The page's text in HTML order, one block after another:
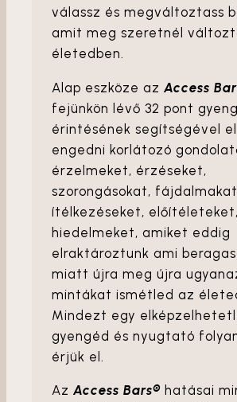
válassz és megváltoztass
amit meg szeretnél
életedben.
Alap eszköze azAccess
fejünkön lévő 32 pont
érintésének segítségével
engedni korlátozó
érzelmeket, érzéseket,
szorongásokat,
ítélkezéseket, előítéleteket,
hiedelmeket, amiket eddig
elraktároztunk ami
miatt újra meg újra
mintákat ismétled az
Mindezt egy
gyengéd és nyugtató
érjük el.
AzAccess Bars® hatásai